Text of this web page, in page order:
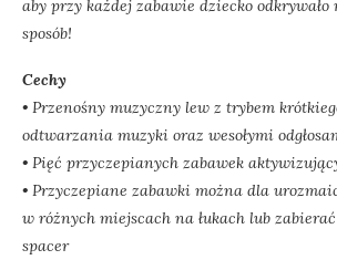
aby przy każdej zabawie dziecko
sposób!
Cechy
• Przenośny muzyczny lew z trybem
odtwarzania muzyki oraz wesołymi
• Pięć przyczepianych zabawek
• Przyczepiane zabawki można dla
w różnych miejscach na łukach lub
spacer